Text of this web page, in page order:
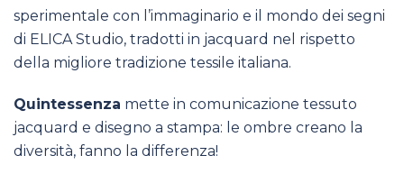
sperimentale con l’immaginario e il mondo dei segni
di ELICA Studio, tradotti in jacquard nel rispetto
della migliore tradizione tessile italiana.
Quintessenza mette in comunicazione tessuto
jacquard e disegno a stampa: le ombre creano la
diversità, fanno la differenza!